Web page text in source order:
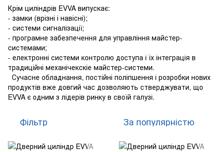
Крім циліндрів EVVA випускає:
- замки (врізні і навісні);
- системи сигналізації;
- програмне забезпечення для управління майстер-
системами;
- електронні системи контролю доcтупа і їх інтеграція в
традиційні механічекскіе майстер-системи.
Сучасне обладнання, постійні поліпшення і розробки нових
продуктів вже довгий час дозволяють стверджувати, що
EVVA є одним з лідерів ринку в своїй галузі.
Фільтр За популярністю